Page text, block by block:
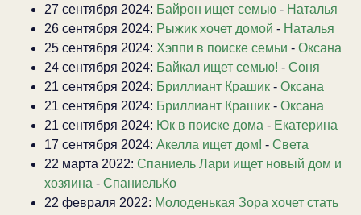
27 сентября 2024: Байрон ищет семью - Наталья
26 сентября 2024: Рыжик хочет домой - Наталья
25 сентября 2024: Хэппи в поиске семьи - Оксана
24 сентября 2024: Байкал ищет семью! - Соня
21 сентября 2024: Бриллиант Крашик - Оксана
21 сентября 2024: Бриллиант Крашик - Оксана
21 сентября 2024: Юк в поиске дома - Екатерина
17 сентября 2024: Акелла ищет дом! - Света
22 марта 2022: Спаниель Лари ищет новый дом и
хозяина - СпаниельКо
22 февраля 2022: Молоденькая Зора хочет стать